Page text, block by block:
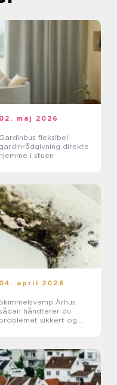
02. maj 2026
Gardinbus fleksibel
gardinrådgivning direkte
hjemme i stuen
04. april 2026
Skimmelsvamp Århus
håndterer du
problemet sikkert og